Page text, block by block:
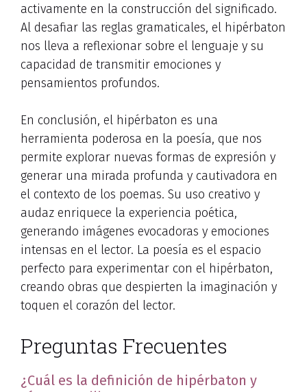
activamente en la construcción del significado.
Al desafiar las reglas gramaticales, el hipérbaton
nos lleva a reflexionar sobre el lenguaje y su
capacidad de transmitir emociones y
pensamientos profundos.
En conclusión, el hipérbaton es una
herramienta poderosa en la poesía, que nos
permite explorar nuevas formas de expresión y
generar una mirada profunda y cautivadora en
el contexto de los poemas. Su uso creativo y
audaz enriquece la experiencia poética,
generando imágenes evocadoras y emociones
intensas en el lector. La poesía es el espacio
perfecto para experimentar con el hipérbaton,
creando obras que despierten la imaginación y
toquen el corazón del lector.
Preguntas Frecuentes
¿Cuál es la definición de hipérbaton y